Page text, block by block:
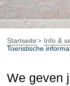
Startseite
Info &
Toeristische
We geven